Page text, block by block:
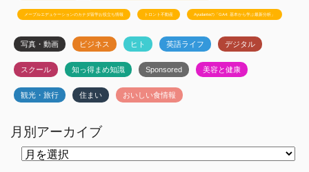
メープルエデュケーションのカナダ留学お役立ち情報 トロント不動産 Ayudanteの「GA4: 基本から学ぶ最新分析」
写真・動画 ビジネス ヒト 英語ライフ デジタル
スクール 知っ得まめ知識 Sponsored 美容と健康
観光・旅行 住まい おいしい食情報
月別アーカイブ